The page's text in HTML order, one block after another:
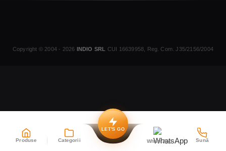
Copyright © 2004 - 2026 INDIO SRL CUI 16639958, Reg. Com. J35/2156/2004
LET'S GO
Produse Categorii WhatsApp Sună